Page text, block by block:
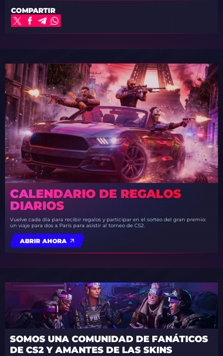
COMPARTIR
CALENDARIO DE REGALOS
DIARIOS
Vuelve cada día para recibir regalos y participar en el sorteo del gran premio:
un viaje para dos a París para asistir al torneo de CS2.
ABRIR AHORA
SOMOS UNA COMUNIDAD DE FANÁTICOS
DE CS2 Y AMANTES DE LAS SKINS